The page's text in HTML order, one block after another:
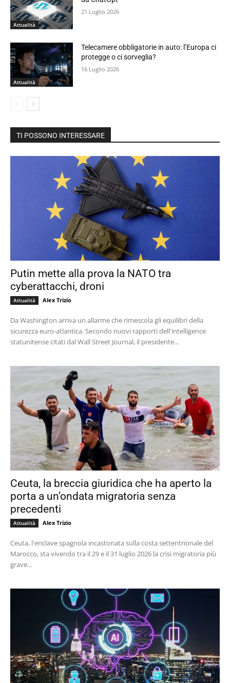
Attualità
21 Luglio 2026
Attualità
Telecamere obbligatorie in auto: l’Europa ci
protegge o ci sorveglia?
16 Luglio 2026
TI POSSONO INTERESSARE
Putin mette alla prova la NATO tra
cyberattacchi, droni
Attualità Alex Trizio
Da Washington arriva un allarme che rimescola gli equilibri della
sicurezza euro-atlantica. Secondo nuovi rapporti dell'intelligence
statunitense citati dal Wall Street Journal, il presidente...
Ceuta, la breccia giuridica che ha aperto la
porta a un’ondata migratoria senza
precedenti
Attualità Alex Trizio
Ceuta, l'enclave spagnola incastonata sulla costa settentrionale del
Marocco, sta vivendo tra il 29 e il 31 luglio 2026 la crisi migratoria più
grave...